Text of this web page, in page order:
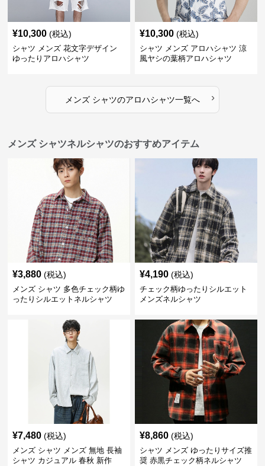
¥10,300 (税込)
シャツ メンズ 花文字デザイン
ゆったりアロハシャツ
¥10,300 (税込)
シャツ メンズ アロハシャツ 涼
風ヤシの葉柄アロハシャツ
メンズ シャツのアロハシャツ一覧へ ›
メンズ シャツネルシャツのおすすめアイテム
¥3,880 (税込)
メンズ シャツ 多色チェック柄ゆ
ったりシルエットネルシャツ
¥4,190 (税込)
チェック柄ゆったりシルエット
メンズネルシャツ
¥7,480 (税込)
メンズ シャツ メンズ 無地 長袖
シャツ カジュアル 春秋 新作
¥8,860 (税込)
シャツ メンズ ゆったりサイズ推
奨 赤黒チェック柄ネルシャツ